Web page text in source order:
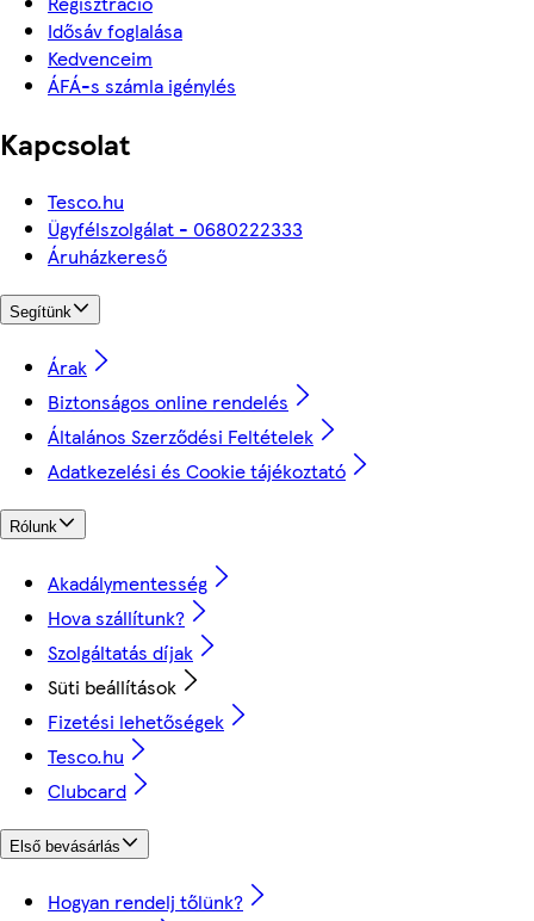
Idősáv foglalása
Kedvenceim
ÁFÁ-s számla igénylés
Kapcsolat
Tesco.hu
Ügyfélszolgálat - 0680222333
Áruházkereső
Segítünk
Árak
Biztonságos online rendelés
Általános Szerződési Feltételek
Adatkezelési és Cookie tájékoztató
Rólunk
Akadálymentesség
Hova szállítunk?
Szolgáltatás díjak
Süti beállítások
Fizetési lehetőségek
Tesco.hu
Clubcard
Első bevásárlás
Hogyan rendelj tőlünk?